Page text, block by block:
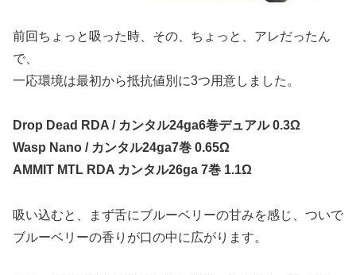
前回ちょっと吸った時、その、ちょっと、アレだったん
で、
一応環境は最初から抵抗値別に3つ用意しました。
Drop Dead RDA / カンタル24ga6巻デュアル 0.3Ω
Wasp Nano / カンタル24ga7巻 0.65Ω
AMMIT MTL RDA カンタル26ga 7巻 1.1Ω
吸い込むと、まず舌にブルーベリーの甘みを感じ、ついで
ブルーベリーの香りが口の中に広がります。